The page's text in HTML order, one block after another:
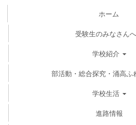
ホーム
受験生のみなさんへ
学校紹介
部活動・総合探究・涌高ふ
学校生活
進路情報